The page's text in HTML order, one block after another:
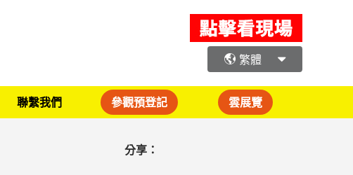
繁體
聯繫我們 參觀預登記 雲展覽
分享：